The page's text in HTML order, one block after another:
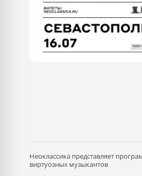
Неоклассика представляет
виртуозных музыкантов